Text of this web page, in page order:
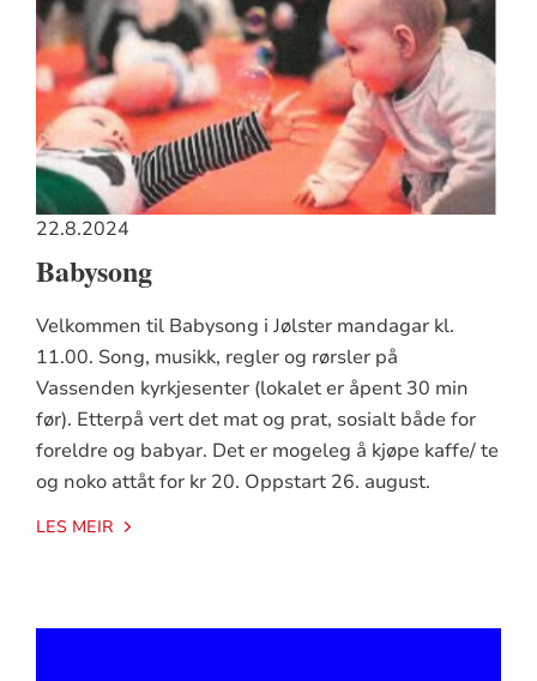
22.8.2024
Babysong
Velkommen til Babysong i Jølster mandagar kl.
11.00. Song, musikk, regler og rørsler på
Vassenden kyrkjesenter (lokalet er åpent 30 min
før). Etterpå vert det mat og prat, sosialt både for
foreldre og babyar. Det er mogeleg å kjøpe kaffe/ te
og noko attåt for kr 20. Oppstart 26. august.
LES MEIR